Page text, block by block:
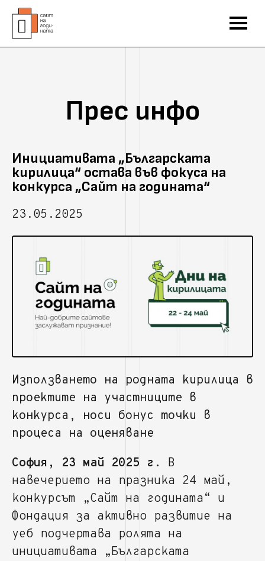
Прес инфо
Инициативата „Българската
кирилица“ остава във фокуса на
конкурса „Сайт на годината“
23.05.2025
Използването на родната кирилица в
проектите на участниците в
конкурса, носи бонус точки в
процеса на оценяване
София, 23 май 2025 г.
В
навечерието на празника 24 май,
конкурсът „Сайт на годината“ и
Фондация за активно развитие на
уеб подчертава ролята на
инициативата „Българската